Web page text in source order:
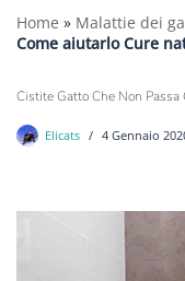
Home » Malattie dei
Come aiutarlo Cure
Cistite Gatto Che Non
Elicats 4 Gennaio